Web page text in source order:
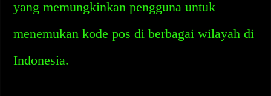
yang memungkinkan pengguna untuk
menemukan kode pos di berbagai wilayah di
Indonesia.